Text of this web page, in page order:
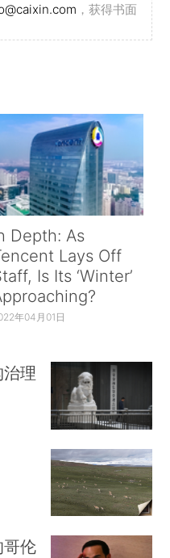
，获得书面
Depth: As
Lays Off
Is Its ‘Winter’
年04月01日
理
哥伦